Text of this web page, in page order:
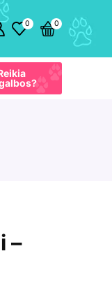
0 0
–